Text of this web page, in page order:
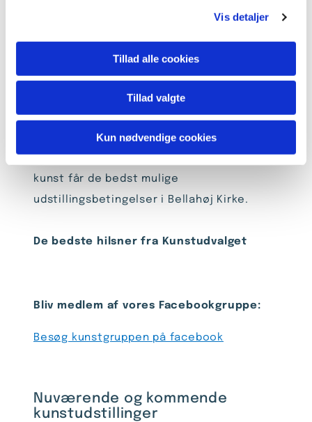
Vis detaljer
Tillad alle cookies
Tillad valgte
Kun nødvendige cookies
Kunstfbgruppen, på kirkens hjemmeside og
Der kan i din udstillingsperiode forekomme
sideløbende udstillinger.
Er du i tvivl om noget eller har brug for
sparring står Kunstudvalget til rådighed og
vi vil gøre vores bedste for, at du og din
kunst får de bedst mulige
udstillingsbetingelser i Bellahøj Kirke.
De bedste hilsner fra Kunstudvalget
Bliv medlem af vores Facebookgruppe:
Besøg kunstgruppen på facebook
Nuværende og kommende
kunstudstillinger